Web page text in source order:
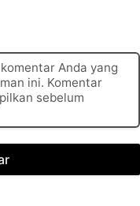
Anda yang
ini. Komentar
sebelum